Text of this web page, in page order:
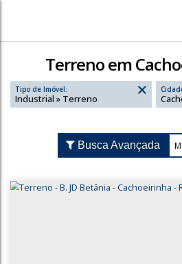
Terreno em
Tipo de Imóvel:
Industrial » Terreno
Busca Avançada